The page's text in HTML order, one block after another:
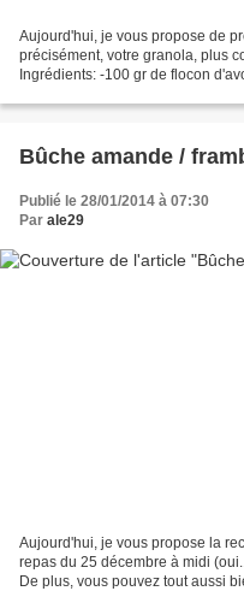
Aujourd'hui, je vous propose de
précisément, votre granola, plus
Ingrédients: -100 gr de flocon
Bûche amande /
Publié le 28/01/2014 à 07:30
Par ale29
Aujourd'hui, je vous propose la
repas du 25 décembre à midi
De plus, vous pouvez tout aussi